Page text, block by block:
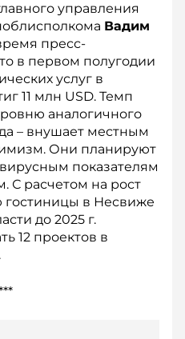
управления
Вадим
пресс-
в первом полугодии
услуг в
11 млн USD. Темп
аналогичного
– внушает местным
Они планируют
показателям
С расчетом на рост
гостиницы в Несвиже
до 2025 г.
12 проектов в